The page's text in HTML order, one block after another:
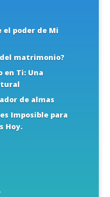
el poder de Mi
del matrimonio?
en Ti: Una
de almas
Imposible para
Hoy.